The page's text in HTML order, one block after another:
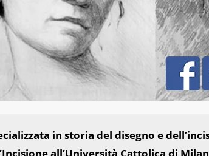
in storia del disegno e